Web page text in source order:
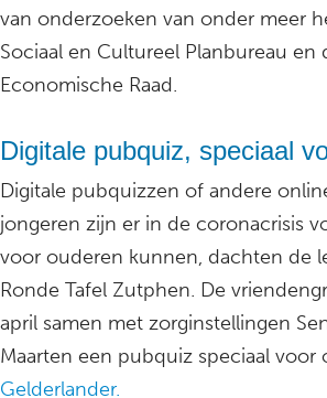
van onderzoeken van onder meer
Sociaal en Cultureel Planbureau en
Economische Raad.
Digitale pubquiz, speciaal
Digitale pubquizzen of andere
jongeren zijn er in de coronacrisis
voor ouderen kunnen, dachten de
Ronde Tafel Zutphen. De
april samen met zorginstellingen
Maarten een pubquiz speciaal voor
Gelderlander.